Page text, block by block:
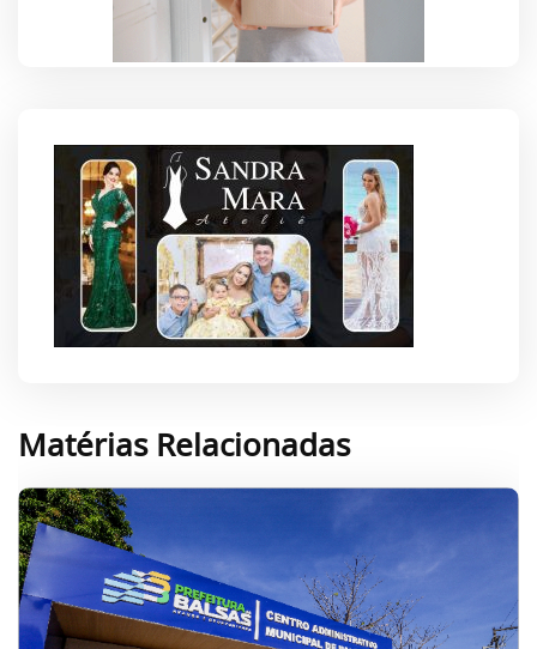
Matérias Relacionadas